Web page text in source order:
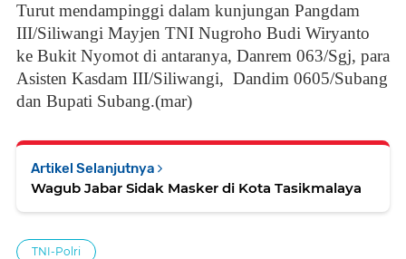
Turut mendampinggi dalam kunjungan Pangdam
III/Siliwangi Mayjen TNI Nugroho Budi Wiryanto
ke Bukit Nyomot di antaranya, Danrem 063/Sgj, para
Asisten Kasdam III/Siliwangi, Dandim 0605/Subang
dan Bupati Subang.(mar)
Artikel Selanjutnya
Wagub Jabar Sidak Masker di Kota Tasikmalaya
TNI-Polri